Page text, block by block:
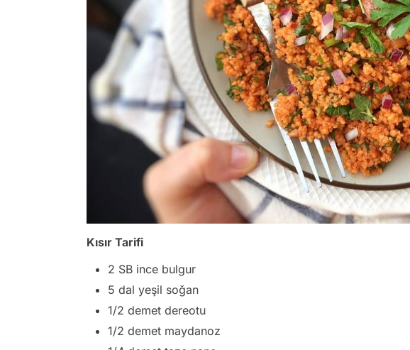
Kısır Tarifi
2 SB ince bulgur
5 dal yeşil soğan
1/2 demet dereotu
1/2 demet maydanoz